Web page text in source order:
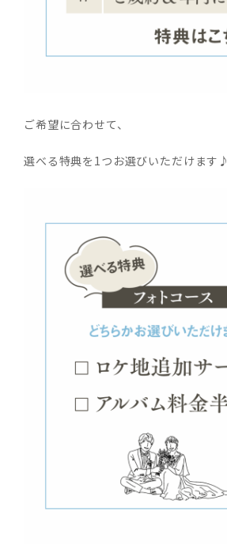
ご希望に合わせて、
選べる特典を1つお選びいただけます♪